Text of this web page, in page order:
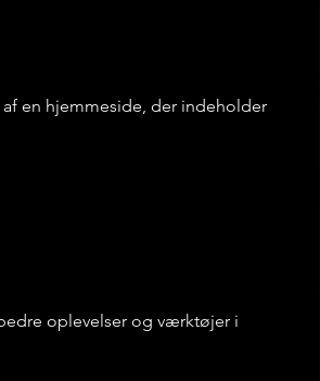
en hjemmeside, der indeholder
oplevelser og værktøjer i